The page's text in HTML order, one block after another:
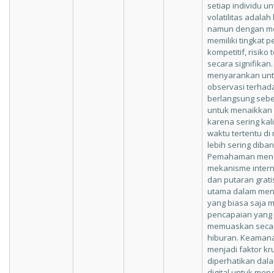
setiap individu
volatilitas adalah
namun dengan
memiliki tingkat
kompetitif, risiko
secara
menyarankan
observasi
berlangsung
untuk
karena sering
waktu tertentu di
lebih sering
Pemahaman
mekanisme
dan putaran
utama dalam
yang biasa saja
pencapaian
memuaskan
hiburan.
menjadi faktor
diperhatikan